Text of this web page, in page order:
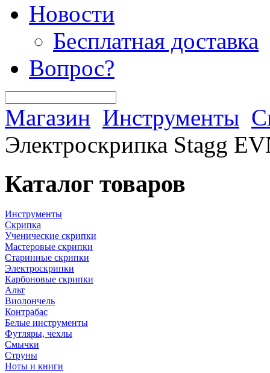
Новости
Бесплатная доставка
Вопрос?
Магазин Инструменты
Электроскрипка Stagg
Каталог товаров
Инструменты
Скрипка
Ученические скрипки
Мастеровые скрипки
Старинные скрипки
Электроскрипки
Карбоновые скрипки
Альт
Виолончель
Контрабас
Белые инструменты
Футляры, чехлы
Смычки
Струны
Ноты и книги